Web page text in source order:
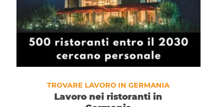
TROVARE LAVORO IN GERMANIA
Lavoro nei ristoranti in